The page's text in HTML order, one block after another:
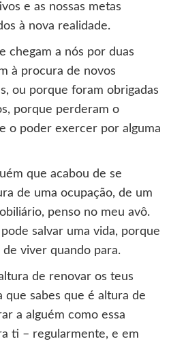
e as nossas metas
à nova realidade.
chegam a nós por duas
à procura de novos
ou porque foram obrigadas
porque perderam o
o poder exercer por alguma
que acabou de se
de uma ocupação, de um
penso no meu avô.
salvar uma vida, porque
de viver quando para.
de renovar os teus
que sabes que é altura de
a alguém como essa
ti – regularmente, e em